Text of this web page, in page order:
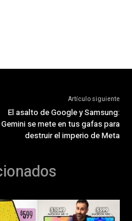
Artículo siguiente
El asalto de Google y Samsung:
Gemini se mete en tus gafas para
destruir el imperio de Meta